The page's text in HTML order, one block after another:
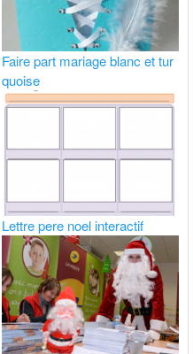
Faire part mariage blanc et tur
quoise
Lettre pere noel interactif